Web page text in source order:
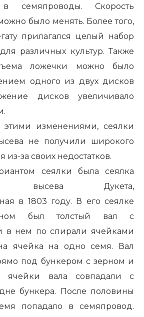
в семяпроводы. Скорость
было менять. Более того,
прилагался целый набор
различных культур. Также
ложечки можно было
одного из двух дисков
дисков увеличивало
изменениями, сеялки
не получили широкого
из-за своих недостатков.
сеялки была сеялка
высева Дукета,
в 1803 году. В его сеялке
был толстый вал с
в нем по спирали ячейками
ячейка на одно семя. Вал
под бункером с зерном и
ячейки вала совпадали с
бункера. После половины
попадало в семяпровод.